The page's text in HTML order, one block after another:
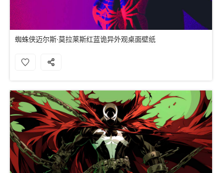
蜘蛛侠迈尔斯·莫拉莱斯红蓝诡异外观桌面壁纸